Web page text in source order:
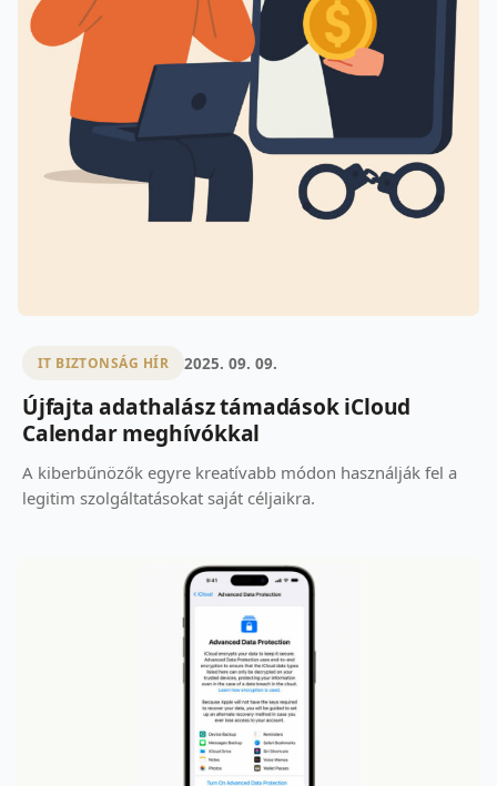
IT BIZTONSÁG HÍR 2025. 09. 09.
Újfajta adathalász támadások iCloud
Calendar meghívókkal
A kiberbűnözők egyre kreatívabb módon használják fel a
legitim szolgáltatásokat saját céljaikra.